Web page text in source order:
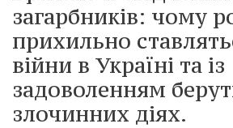
загарбників: чому
прихильно
війни в Україні та із
задоволенням
злочинних діях.